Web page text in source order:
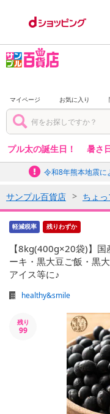
マイページ お気に入り
プル太の誕生日！ 暑さ
令和8年熊本地震に
サンプル百貨店 ちょ
軽減税率 残りわずか
【8kg(400g×20袋)】
ーキ・黒大豆ご飯・黒
アイス等に♪
healthy&smile
残り
99